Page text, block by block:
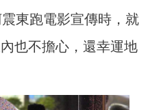
東跑電影宣傳時，就
也不擔心，還幸運地